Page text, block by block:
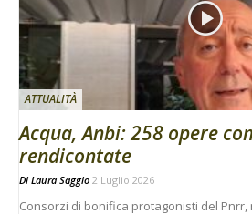
ATTUALITÀ
Acqua, Anbi: 258 opere
rendicontate
Di Laura Saggio 2 Luglio 2026
Consorzi di bonifica protagonisti del